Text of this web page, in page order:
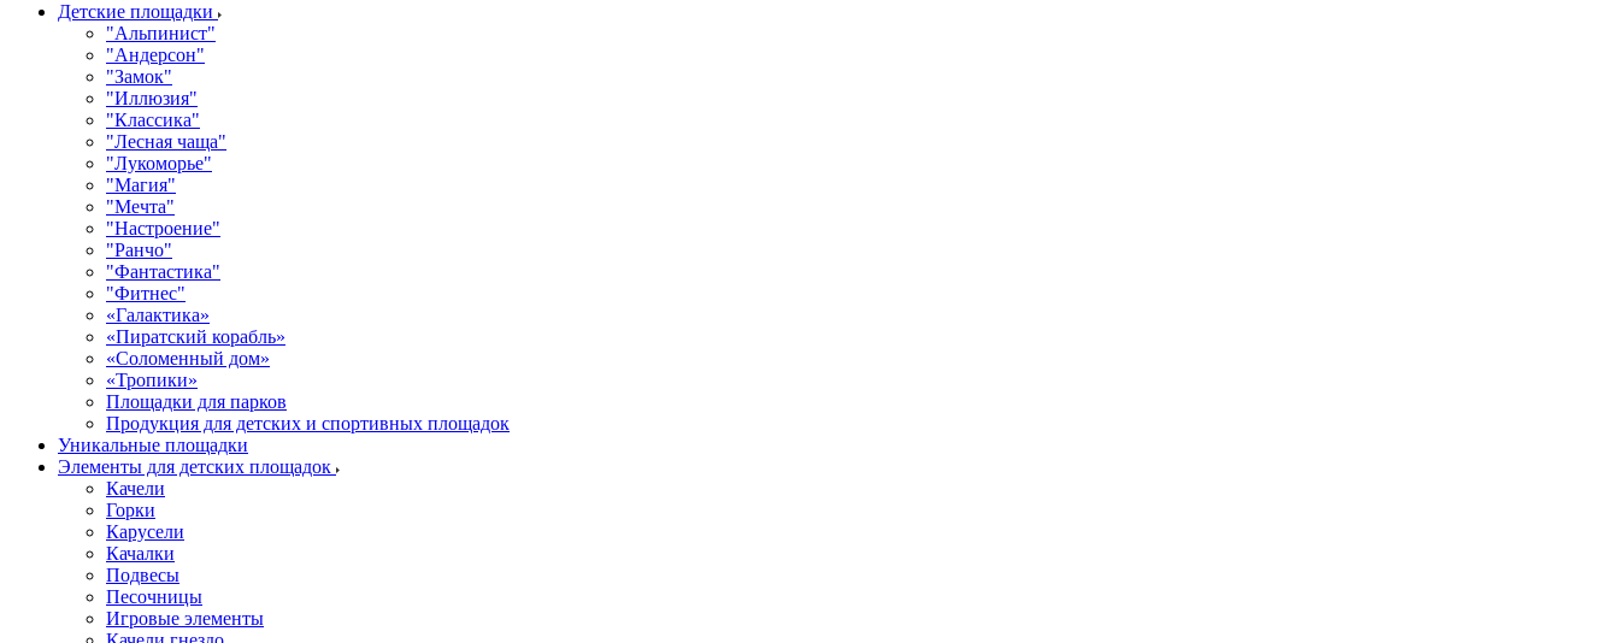
Детские площадки
"Альпинист"
"Андерсон"
"Замок"
"Иллюзия"
"Классика"
"Лесная чаща"
"Лукоморье"
"Магия"
"Мечта"
"Настроение"
"Ранчо"
"Фантастика"
"Фитнес"
«Галактика»
«Пиратский корабль»
«Соломенный дом»
«Тропики»
Площадки для парков
Продукция для детских и спортивных площадок
Уникальные площадки
Элементы для детских площадок
Качели
Горки
Карусели
Качалки
Подвесы
Песочницы
Игровые элементы